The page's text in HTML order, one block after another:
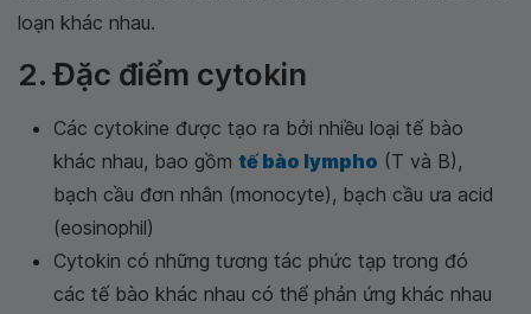
loạn khác nhau.
2. Đặc điểm cytokin
Các cytokine được tạo ra bởi nhiều loại tế bào
khác nhau, bao gồm tế bào lympho (T và B),
bạch cầu đơn nhân (monocyte), bạch cầu ưa acid
(eosinophil)
Cytokin có những tương tác phức tạp trong đó
các tế bào khác nhau có thể phản ứng khác nhau